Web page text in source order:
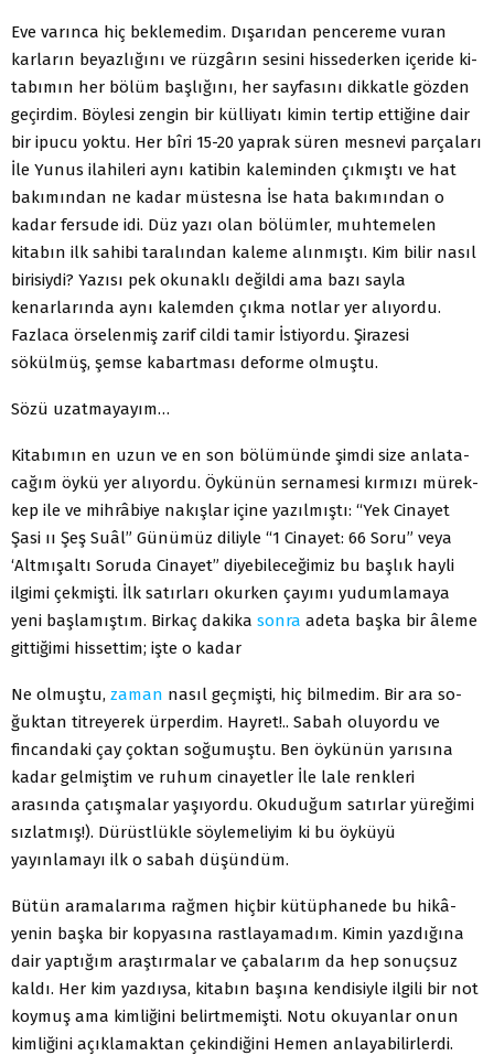
Eve varınca hiç beklemedim. Dışarıdan pencereme vuran
karların beyazlığını ve rüzgârın sesini hissederken içeride ki­
tabımın her bölüm başlığını, her sayfasını dikkatle gözden
ge­çirdim. Böylesi zengin bir külliyatı kimin tertip ettiğine dair
bir ipucu yoktu. Her bîri 15-20 yaprak süren mesnevi parçala­rı
İle Yunus ilahileri aynı katibin kaleminden çıkmıştı ve hat
bakımından ne kadar müstesna İse hata bakımından o
kadar fersude idi. Düz yazı olan bölümler, muhtemelen
kitabın ilk sa­hibi taralından kaleme alınmıştı. Kim bilir nasıl
birisiydi? Ya­zısı pek okunaklı değildi ama bazı sayla
kenarlarında aynı ka­lemden çıkma notlar yer alıyordu.
Fazlaca örselenmiş zarif cil­di tamir İstiyordu. Şirazesi
sökülmüş, şemse kabartması de­forme olmuştu.
Sözü uzatmayayım…
Kitabımın en uzun ve en son bölümünde şimdi size anlata­
cağım öykü yer alıyordu. Öykünün sernamesi kırmızı mürek­
kep ile ve mihrâbiye nakışlar içine yazılmıştı: “Yek Cinayet
Şasi ıı Şeş Suâl” Günümüz diliyle “1 Cinayet: 66 Soru” veya
‘Altmışaltı Soruda Cinayet” diyebileceğimiz bu başlık hayli
ilgi­mi çekmişti. İlk satırları okurken çayımı yudumlamaya
yeni başlamıştım. Birkaç dakika sonra adeta başka bir âleme
gitti­ğimi hissettim; işte o kadar
Ne olmuştu, zaman nasıl geçmişti, hiç bilmedim. Bir ara so­
ğuktan titreyerek ürperdim. Hayret!.. Sabah oluyordu ve
fincan­daki çay çoktan soğumuştu. Ben öykünün yarısına
kadar gel­miştim ve ruhum cinayetler İle lale renkleri
arasında çatışmalar yaşıyordu. Okuduğum satırlar yüreğimi
sızlatmış!). Dürüstlükle söylemeliyim ki bu öyküyü
yayınlamayı ilk o sabah düşündüm.
Bütün aramalarıma rağmen hiçbir kütüphanede bu hikâ­
yenin başka bir kopyasına rastlayamadım. Kimin yazdığına
dair yaptığım araştırmalar ve çabalarım da hep sonuçsuz
kal­dı. Her kim yazdıysa, kitabın başına kendisiyle ilgili bir not
koymuş ama kimliğini belirtmemişti. Notu okuyanlar onun
kimliğini açıklamaktan çekindiğini Hemen anlayabilirlerdi.